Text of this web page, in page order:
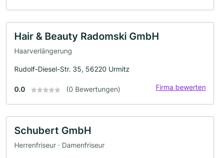
Hair & Beauty Radomski GmbH
Haarverlängerung
Rudolf-Diesel-Str. 35, 56220 Urmitz
0.0 (0 Bewertungen) Firma bewerten
Schubert GmbH
Herrenfriseur · Damenfriseur